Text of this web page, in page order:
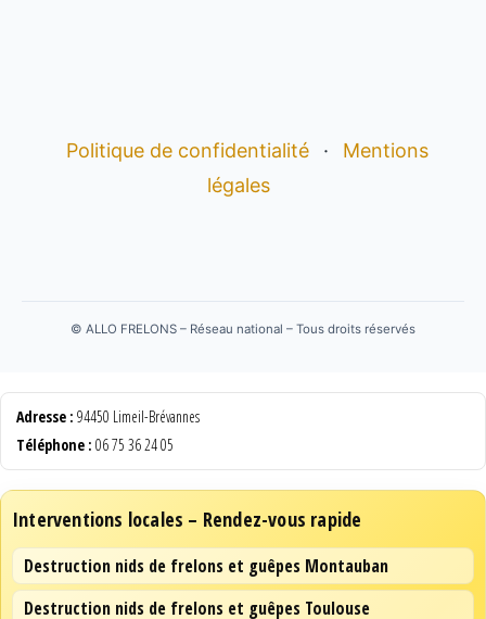
Politique de confidentialité ·
Mentions
légales
© ALLO FRELONS – Réseau national – Tous droits réservés
Adresse : 94450 Limeil-Brévannes
Téléphone : 06 75 36 24 05
Interventions locales – Rendez-vous rapide
Destruction nids de frelons et guêpes Montauban
Destruction nids de frelons et guêpes Toulouse